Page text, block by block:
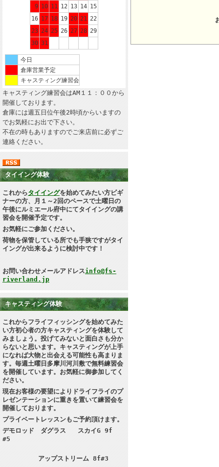
9 10 11 12 13 14 15
16 17 18 19 20 21
22
23 24 25 26 27 28 29
30 31
今日
倉庫営業予定
キャスティング練習会
キャスティング練習会はAM１１：００から
開催しております。
倉庫には週五日位午後2時頃からいますの
でお気軽にお出で下さい。
不在の時もありますのでご来店前に必ずご
連絡ください。
タイイング体験
これからタイイングを始めてみたい方ビギ
ナーの方、月１～2回のペースで土曜日の
午後にルミエール府中にてタイイングの講
習会を開催予定です。
お気軽にご参加ください。
荷物を保管している所でも手狭ですがタイ
イングが出来るように検討中です！
お問い合わせメールアドレスinfo@fs-
riverland.jp
キャスティング体験
これからフライフィッシングを始めてみた
い方初心者の方キャスティングを体験して
みましょう。投げてみないと面白さも分か
らないと思います。キャスティングが上手
になれば大物と出会える可能性も高まりま
す。毎週土曜日多摩川河川敷で無料練習会
を開催しています。お気軽に御参加してく
ださい。
現在お客様の要望によりドライフライのプ
レゼンテーションに重きを置いて練習会を
開催しております。
プライベートレッスンもご予約頂けます。
デモロッド ダグラス スカイG 9f
#5
アップストリーム 8f#3